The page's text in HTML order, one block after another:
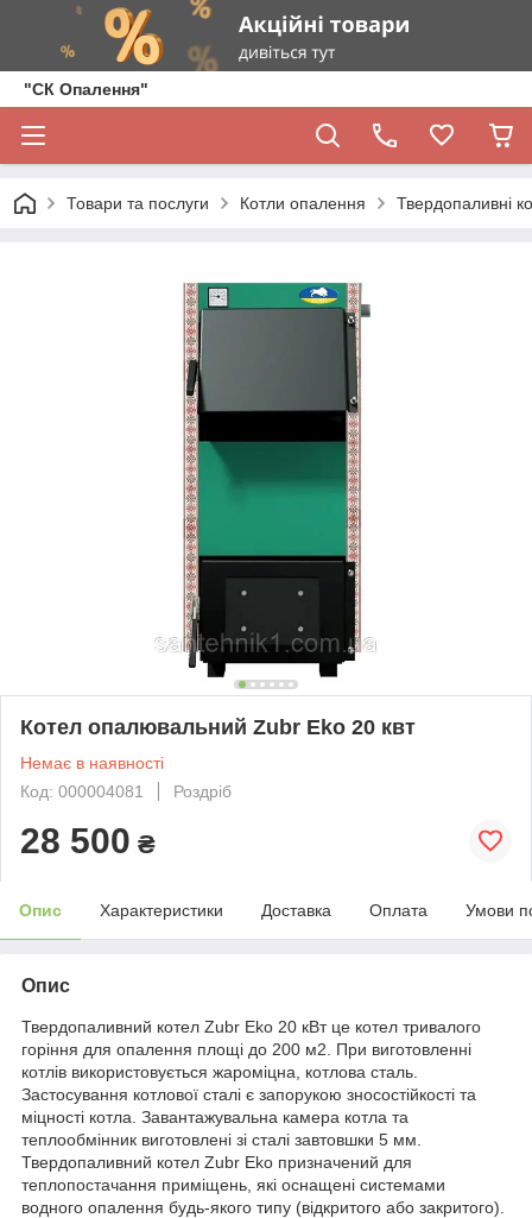
"СК Опалення"
Товари та послуги Котли опалення Твердопаливні
Котел опалювальний Zubr Eko 20 квт
Немає в наявності
Код: 000004081
Роздріб
28 500 ₴
Опис Характеристики Доставка Оплата Умови
Опис
Твердопаливний котел Zubr Eko 20 кВт це котел тривалого
горіння для опалення площі до 200 м2. При виготовленні
котлів використовується жароміцна, котлова сталь.
Застосування котлової сталі є запорукою зносостійкості та
міцності котла. Завантажувальна камера котла та
теплообмінник виготовлені зі сталі завтовшки 5 мм.
Твердопаливний котел Zubr Eko призначений для
теплопостачання приміщень, які оснащені системами
водного опалення будь-якого типу (відкритого або закритого).